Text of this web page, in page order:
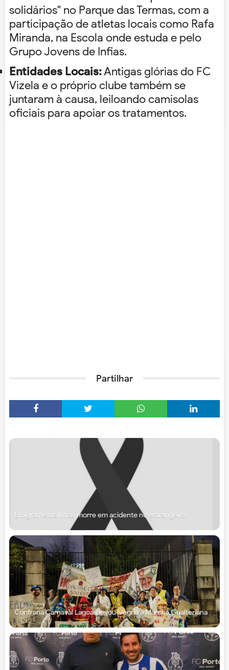
solidários" no Parque das Termas, com a
participação de atletas locais como Rafa
Miranda, na Escola onde estuda e pelo
Grupo Jovens de Infias.
Entidades Locais:Antigas glórias do FC
Vizela e o próprio clube também se
juntaram à causa, leiloando camisolas
oficiais para apoiar os tratamentos.
Partilhar
Emigrante de Infias morre em acidente no estrangeiro
Confraria Carnaval Lagoas levou alegria à Marcha Gualteriana